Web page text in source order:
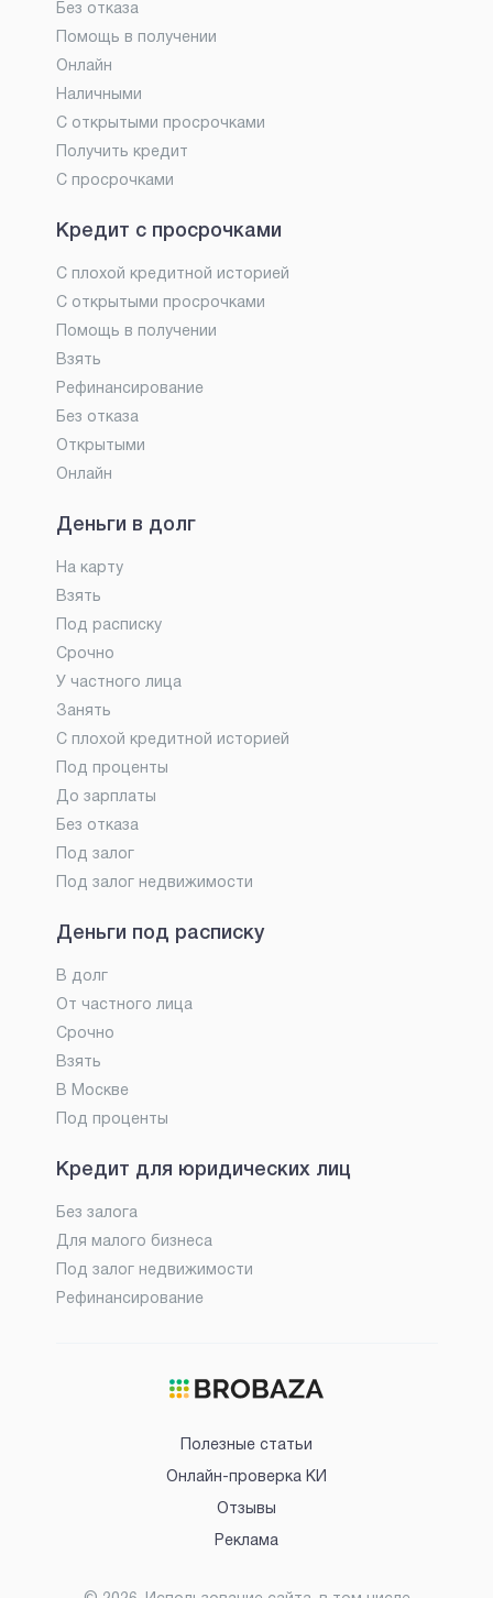
Без отказа
Помощь в получении
Онлайн
Наличными
С открытыми просрочками
Получить кредит
С просрочками
Кредит с просрочками
С плохой кредитной историей
С открытыми просрочками
Помощь в получении
Взять
Рефинансирование
Без отказа
Открытыми
Онлайн
Деньги в долг
На карту
Взять
Под расписку
Срочно
У частного лица
Занять
С плохой кредитной историей
Под проценты
До зарплаты
Без отказа
Под залог
Под залог недвижимости
Деньги под расписку
В долг
От частного лица
Срочно
Взять
В Москве
Под проценты
Кредит для юридических лиц
Без залога
Для малого бизнеса
Под залог недвижимости
Рефинансирование
Полезные статьи
Онлайн-проверка КИ
Отзывы
Реклама